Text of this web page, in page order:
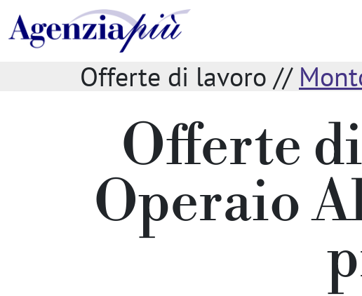
Offerte di lavoro //
Offerte
Operaio